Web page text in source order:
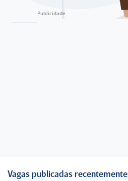
Vagas publicadas recentemente